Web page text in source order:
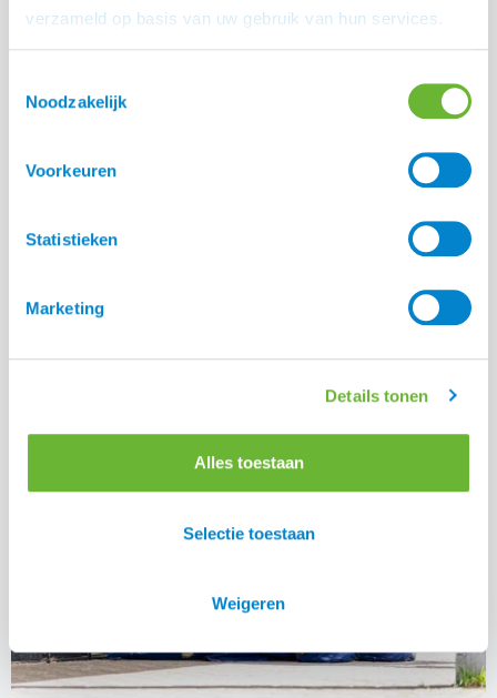
verzameld op basis van uw gebruik van hun services.
Noodzakelijk
Voorkeuren
Statistieken
Marketing
Details tonen
Alles toestaan
Selectie toestaan
Weigeren
Lees alle blogs